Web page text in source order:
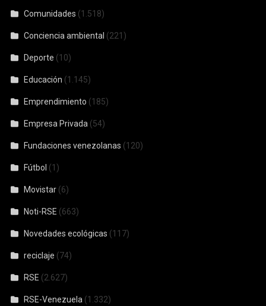
Comunidades (1.518)
Conciencia ambiental (221)
Deporte (10)
Educación (1.145)
Emprendimiento (185)
Empresa Privada (54)
Fundaciones venezolanas (120)
Fútbol (1)
Movistar (6)
Noti-RSE (663)
Novedades ecológicas (117)
reciclaje (74)
RSE (2.627)
RSE-Venezuela (1.332)